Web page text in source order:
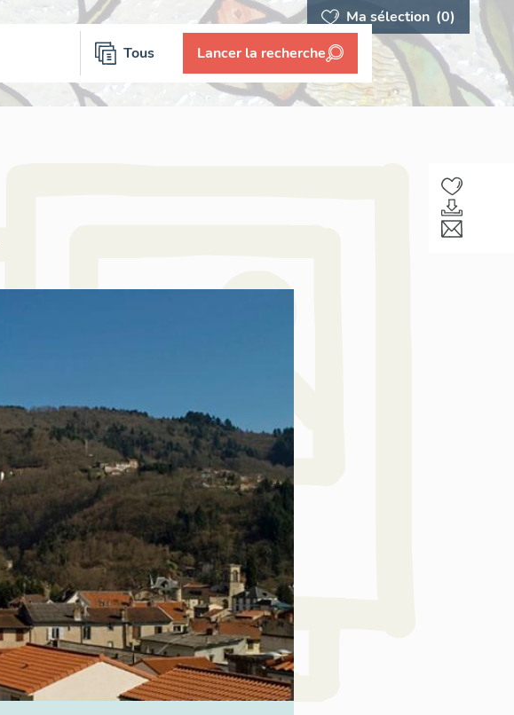
Ma sélection (0)
Tous Lancer la recherche